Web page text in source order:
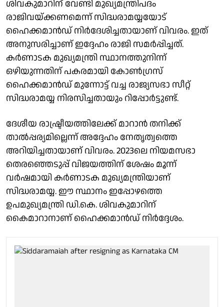
ശിവകുമാറിന് വേണ്ടി മുഖ്യമന്ത്രിപദം
രാജിവയ്ക്കണമെന്ന് സിദ്ധരാമയ്യയോട്
ഹൈക്കമാൻഡ് നിർദേശിച്ചതായാണ് വിവരം. ഇത്
അനുസരിച്ചാണ് ഇദ്ദേഹം രാജി സമർപ്പിച്ചത്.
കർണാടക മുഖ്യമന്ത്രി സ്ഥാനത്തുനിന്ന്
ഒഴിയുന്നതിന് പകരമായി കോൺഗ്രസ്
ഹൈക്കമാൻഡ് മുന്നോട്ട് വച്ച രാജ്യസഭാ സീറ്റ്
സിദ്ധരാമയ്യ നിരസിച്ചതായും റിപ്പോർട്ടുണ്ട്.
ദേശീയ രാഷ്ട്രീയത്തിലേക്ക് മാറാൻ തനിക്ക്
താൽപ്പര്യമില്ലെന്ന് അദ്ദേഹം നേതൃത്വത്തെ
അറിയിച്ചതായാണ് വിവരം. 2023ലെ നിയമസഭാ
തെരഞ്ഞെടുപ്പ് വിജയത്തിന് ശേഷം മൂന്ന്
വർഷമായി കർണാടക മുഖ്യമന്ത്രിയാണ്
സിദ്ധരാമയ്യ. ഈ സ്ഥാനം ഇപ്പോഴത്തെ
ഉപമുഖ്യമന്ത്രി ഡി.കെ. ശിവകുമാറിന്
കൈമാറാനാണ് ഹൈക്കമാൻഡ് നിർദ്ദേശം.